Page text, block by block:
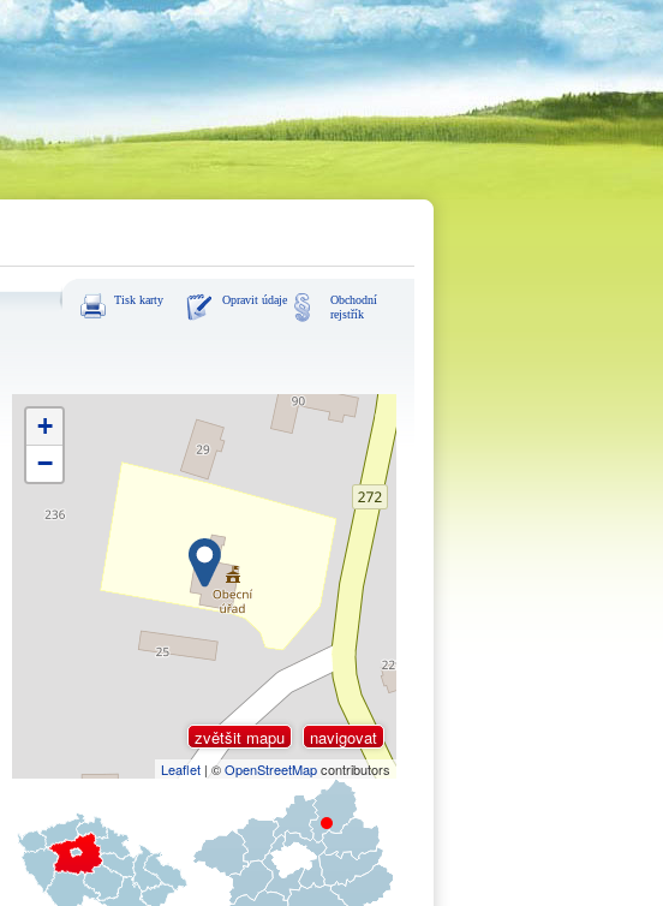
Tisk karty Opravit údaje
Obchodní
rejstřík
zvětšit mapu navigovat
+
−
Leaflet | ©OpenStreetMapcontributors